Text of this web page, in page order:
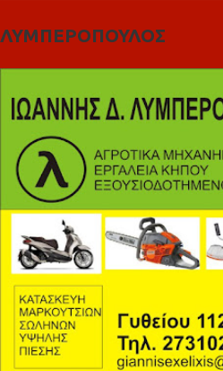
ΛΥΜΠΕΡΟΠΟΥΛΟΣ